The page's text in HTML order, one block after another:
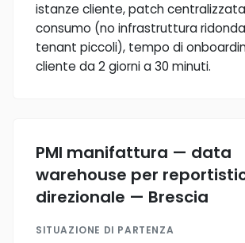
istanze cliente, patch
consumo (no infrastruttura
tenant piccoli), tempo di
cliente da 2 giorni a 30 minuti.
PMI manifattura — data
warehouse per
direzionale — Brescia
SITUAZIONE DI PARTENZA